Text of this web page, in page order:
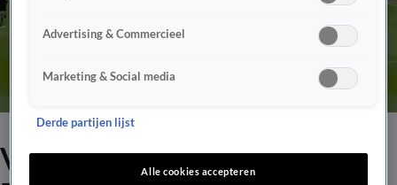
VIDEOGOAL: Sinisterra zet
Advertising & Commercieel
Marketing & Social media
Derde partijen lijst
Alle cookies accepteren